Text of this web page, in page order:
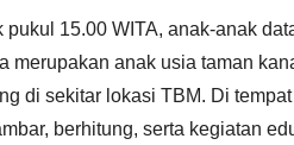
pukul 15.00 WITA, anak-anak
merupakan anak usia taman
di sekitar lokasi TBM. Di
berhitung, serta kegiatan